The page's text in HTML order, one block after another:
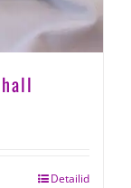
Detailid